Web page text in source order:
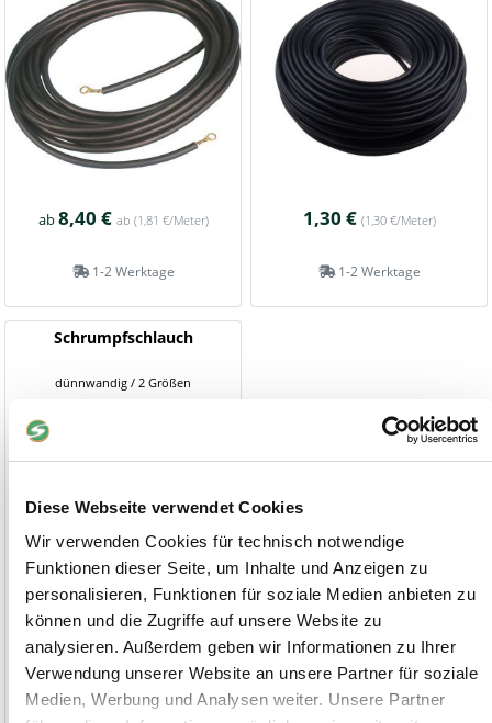
Diese Webseite verwendet Cookies
Wir verwenden Cookies für technisch notwendige
Funktionen dieser Seite, um Inhalte und Anzeigen zu
personalisieren, Funktionen für soziale Medien anbieten zu
können und die Zugriffe auf unsere Website zu
analysieren. Außerdem geben wir Informationen zu Ihrer
Verwendung unserer Website an unsere Partner für soziale
Medien, Werbung und Analysen weiter. Unsere Partner
ab8,40 € ab (1,81 €/Meter)
1-2 Werktage
1,30 € (1,30 €/Meter)
1-2 Werktage
Schrumpfschlauch
dünnwandig / 2 Größen
ab7,00 €